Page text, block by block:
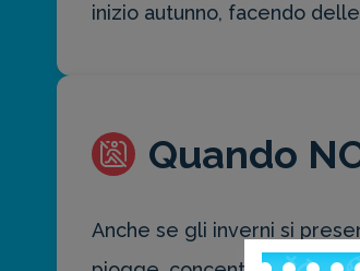
inizio autunno, facendo
Quando
Anche se gli inverni si